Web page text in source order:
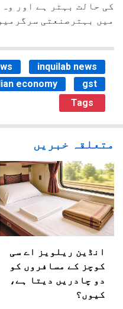
کی حالت بہتر ہے اور
میں بہترصنعتی
inquilab news
economy
gst
Tags
متعلقہ خبریں
انڈین ریلویز اے سی
کوچز کے مسافروں کو
دو چادریں دیتا ہے،
کیوں؟